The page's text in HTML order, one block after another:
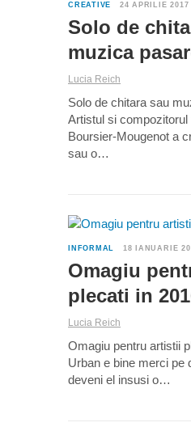
CREATIVE 24 APRILIE 2017
Solo de
muzica
Lucia Reich
Solo de chitara sau
Artistul si
Boursier-Mougenot a
sau o…
INFORMAL 18 IANUARIE
Omagiu
plecati in
Lucia Reich
Omagiu pentru artistii
Urban e bine merci pe
deveni el insusi o…